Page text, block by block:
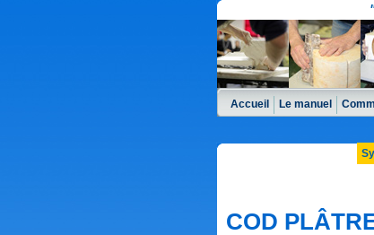
Accueil Le manuel
COD